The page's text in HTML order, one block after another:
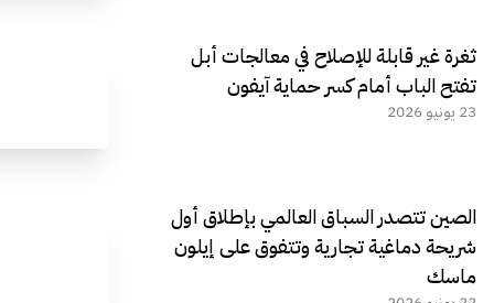
ثغرة غير قابلة للإصلاح في معالجات أبل
تفتح الباب أمام كسر حماية آيفون
23 يونيو 2026
الصين تتصدر السباق العالمي بإطلاق أول
شريحة دماغية تجارية وتتفوق على إيلون
ماسك